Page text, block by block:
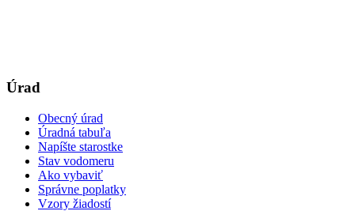
Úrad
Obecný úrad
Úradná tabuľa
Napíšte starostke
Stav vodomeru
Ako vybaviť
Správne poplatky
Vzory žiadostí